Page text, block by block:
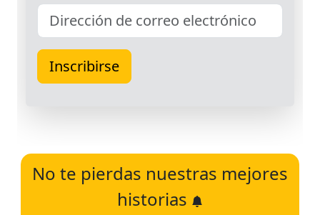
No te pierdas nuestras mejores
historias